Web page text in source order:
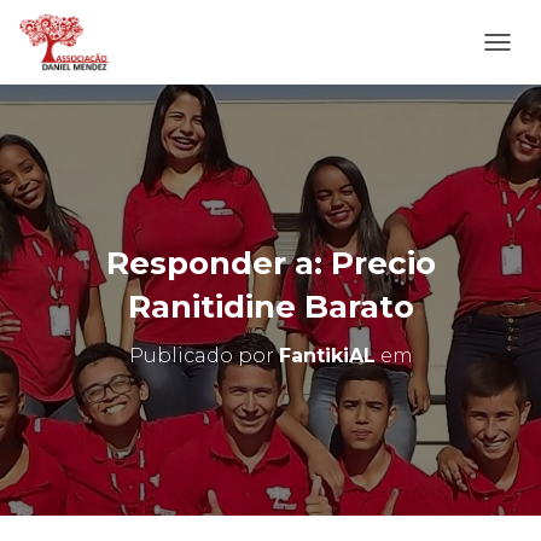
L
T
E
R
N
A
N
A
E
G
O
Responder a: Precio
Ranitidine Barato
Publicado porFantikiALem